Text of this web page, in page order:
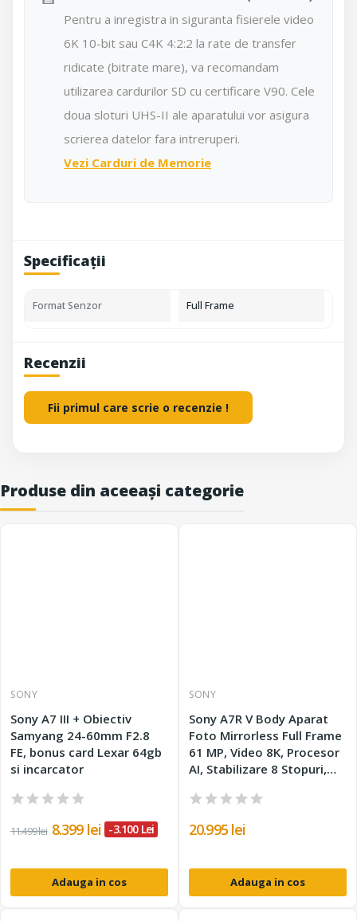
Pentru a inregistra in siguranta fisierele video
6K 10-bit sau C4K 4:2:2 la rate de transfer
ridicate (bitrate mare), va recomandam
utilizarea cardurilor SD cu certificare V90. Cele
doua sloturi UHS-II ale aparatului vor asigura
scrierea datelor fara intreruperi.
Vezi Carduri de Memorie
Specificații
Format Senzor Full Frame
Recenzii
Fii primul care scrie o recenzie !
Produse din aceeași categorie
SONY
Sony A7 III + Obiectiv
Samyang 24-60mm F2.8
FE, bonus card Lexar 64gb
si incarcator
11.499 lei 8.399 lei -3.100 Lei
Adauga in cos
SONY
Sony A7R V Body Aparat
Foto Mirrorless Full Frame
61 MP, Video 8K, Procesor
AI, Stabilizare 8 Stopuri,
20.995 lei
Adauga in cos